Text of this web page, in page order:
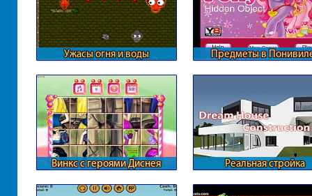
Ужасы огня и воды Предметы в
Винкс с героями Диснея
Реальная стройка